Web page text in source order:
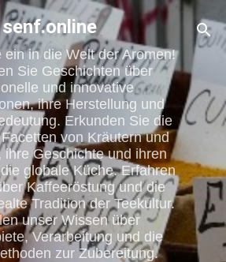
zum Hauptbereich
senf.online
ein in die Welt der Aromen!
Sie Geschichten über
und innovative
ihre Herstellung und
Erkunden Sie die
von Kräutern und
ihre Geschichte und ihren
globale Küche. Erfahren
Kaffeeröstung und die
Tradition der Teekultur.
unser Wissen über
Verarbeitung und die
zur Zubereitung.